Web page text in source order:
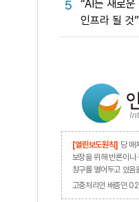
5
“AI는 새로
인프라 될 것”
[열린보도원칙] 당 매
보장을 위해 반론이나
창구를 열어두고 있음
고충처리인 배종